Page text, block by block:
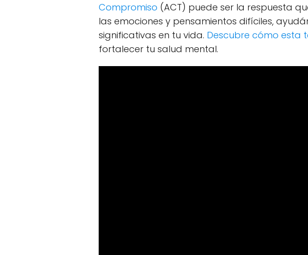
Compromiso (ACT) puede ser la respuesta
las emociones y pensamientos difíciles,
significativas en tu vida. Descubre cómo esta
fortalecer tu salud mental.